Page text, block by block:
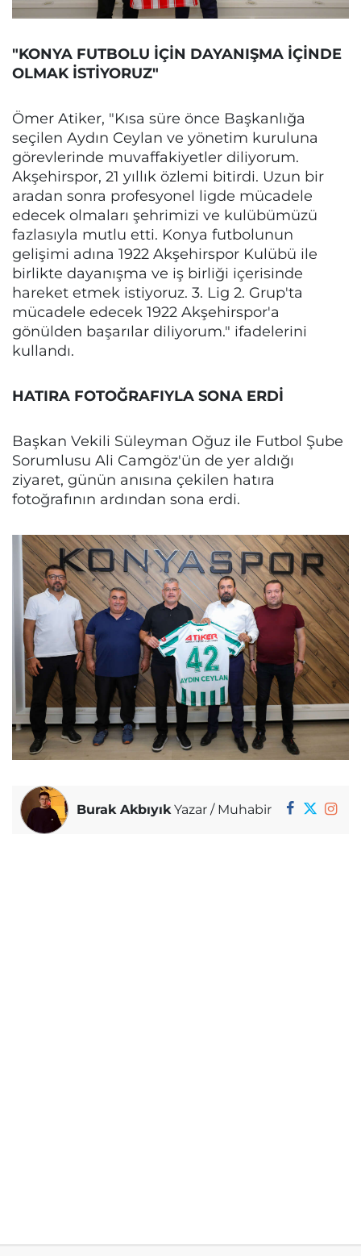
"KONYA FUTBOLU İÇİN DAYANIŞMA İÇİNDE
OLMAK İSTİYORUZ"
Ömer Atiker, "Kısa süre önce Başkanlığa
seçilen Aydın Ceylan ve yönetim kuruluna
görevlerinde muvaffakiyetler diliyorum.
Akşehirspor, 21 yıllık özlemi bitirdi. Uzun bir
aradan sonra profesyonel ligde mücadele
edecek olmaları şehrimizi ve kulübümüzü
fazlasıyla mutlu etti. Konya futbolunun
gelişimi adına 1922 Akşehirspor Kulübü ile
birlikte dayanışma ve iş birliği içerisinde
hareket etmek istiyoruz. 3. Lig 2. Grup'ta
mücadele edecek 1922 Akşehirspor'a
gönülden başarılar diliyorum." ifadelerini
kullandı.
HATIRA FOTOĞRAFIYLA SONA ERDİ
Başkan Vekili Süleyman Oğuz ile Futbol Şube
Sorumlusu Ali Camgöz'ün de yer aldığı
ziyaret, günün anısına çekilen hatıra
fotoğrafının ardından sona erdi.
Burak AkbıyıkYazar / Muhabir